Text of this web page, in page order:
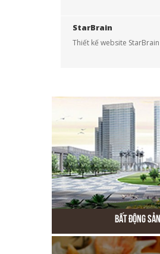
StarBrain
Thiết kế website StarBrain
Bất Động Sản